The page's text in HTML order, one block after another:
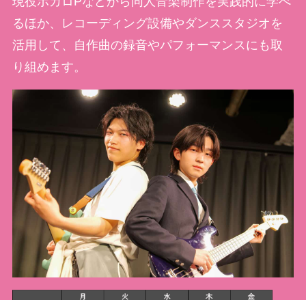
るほか、レコーディング設備やダンススタジオを
活用して、自作曲の録音やパフォーマンスにも取
り組めます。